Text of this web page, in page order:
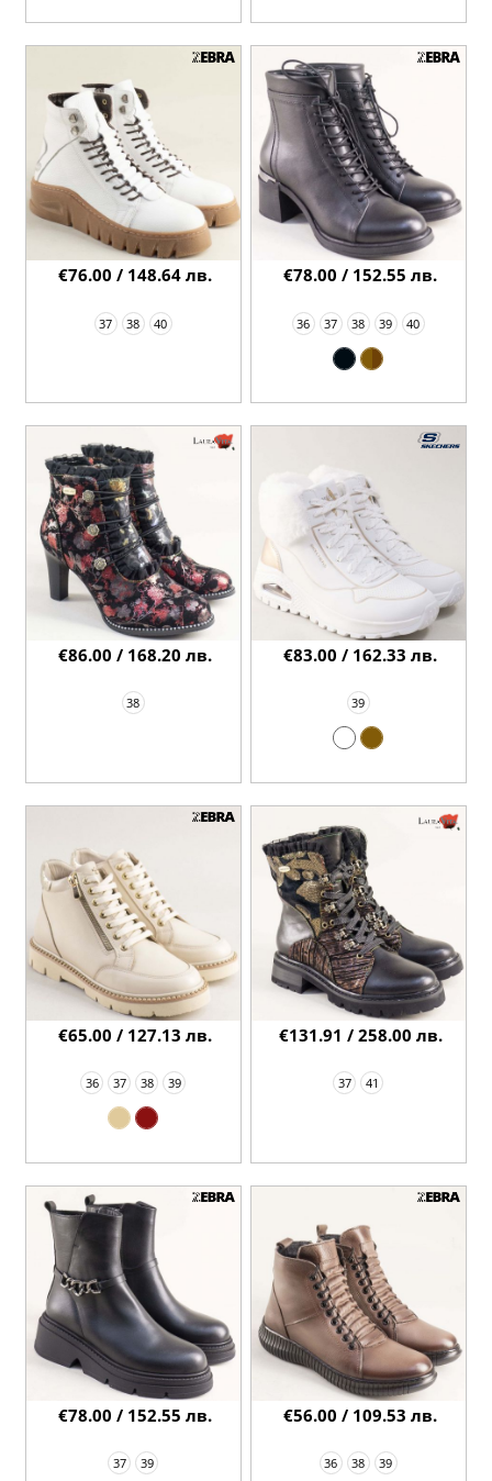
37 38 40
€76.00 / 148.64 лв.
36 37 38 39 40
€78.00 / 152.55 лв.
38
€86.00 / 168.20 лв.
39
€83.00 / 162.33 лв.
36 37 38 39
€65.00 / 127.13 лв.
37 41
€131.91 / 258.00 лв.
37 39
€78.00 / 152.55 лв.
36 38 39
€56.00 / 109.53 лв.